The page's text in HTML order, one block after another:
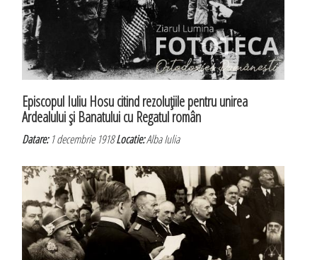
Episcopul Iuliu Hosu citind rezoluţiile pentru unirea
Ardealului şi Banatului cu Regatul român
Datare:1 decembrie 1918Locatie:Alba Iulia